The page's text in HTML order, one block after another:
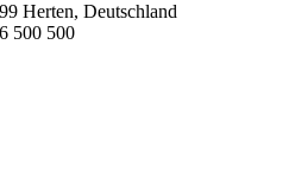
Herten, Deutschland
500 500